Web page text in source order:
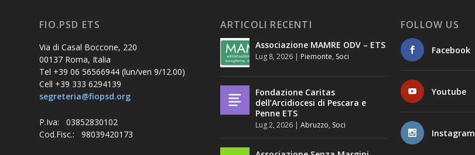
FIO.PSD ETS
Via di Casal Boccone, 220
00137 Roma, Italia
Tel +39 06 56566944 (lun/ven 9/12.00)
Cell +39 333 6294139
segreteria@fiopsd.org
P.Iva: 03852830102
Cod.Fisc.: 98039420173
ARTICOLI RECENTI
Associazione MAMRE ODV – ETS
Lug 8, 2026| Piemonte, Soci
Fondazione Caritas
dell’Arcidiocesi di Pescara e
Penne ETS
Lug 2, 2026| Abruzzo, Soci
FOLLOW US
Facebook
Youtube
Instagram